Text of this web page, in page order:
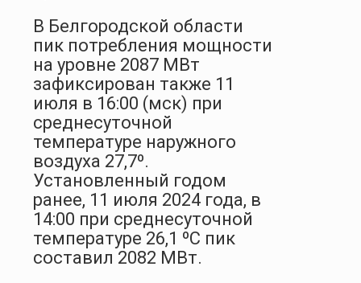
В Белгородской области
пик потребления мощности
на уровне 2087 МВт
зафиксирован также 11
июля в 16:00 (мск) при
среднесуточной
температуре наружного
воздуха 27,7º.
Установленный годом
ранее, 11 июля 2024 года, в
14:00 при среднесуточной
температуре 26,1 ºС пик
составил 2082 МВт.